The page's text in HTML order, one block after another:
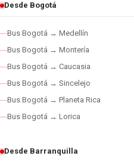
Desde Bogotá
Bus Bogotá → Medellín
Bus Bogotá → Montería
Bus Bogotá → Caucasia
Bus Bogotá → Sincelejo
Bus Bogotá → Planeta Rica
Bus Bogotá → Lorica
Desde Barranquilla